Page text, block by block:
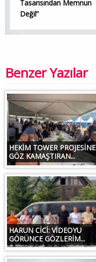
Tasarısından Memnun
Değil”
Benzer Yazılar
HEKİM TOWER PROJESİNE
GÖZ KAMAŞTIRAN...
HARUN CİCİ: VİDEOYU
GÖRÜNCE GÖZLERİM...